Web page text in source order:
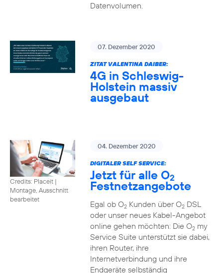
Datenvolumen.
07. Dezember 2020
ZITAT VALENTINA DAIBER:
4G in Schleswig-
Holstein massiv
ausgebaut
Credits: Placeit |
Montage, Ausschnitt
bearbeitet
04. Dezember 2020
DIGITALER SELF SERVICE:
Jetzt für alle O2
Festnetzangebote
Egal ob O2Kunden über O2DSL
oder unser neues Kabel-Angebot
online gehen möchten: Die O2my
Service Suite unterstützt sie dabei,
ihren Router, ihre
Internetverbindung und ihre
Endgeräte selbständig